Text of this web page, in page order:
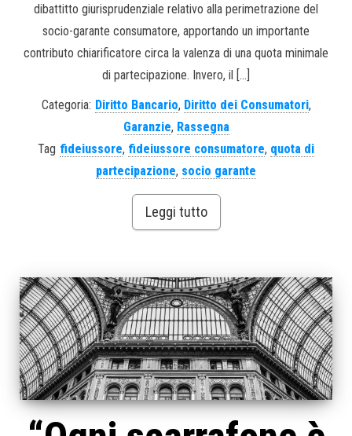
dibattitto giurisprudenziale relativo alla perimetrazione del
socio-garante consumatore, apportando un importante
contributo chiarificatore circa la valenza di una quota minimale
di partecipazione. Invero, il […]
Categoria: Diritto Bancario, Diritto dei Consumatori,
Garanzie, Rassegna
Tag fideiussore, fideiussore consumatore, quota di
partecipazione, socio garante
Leggi tutto